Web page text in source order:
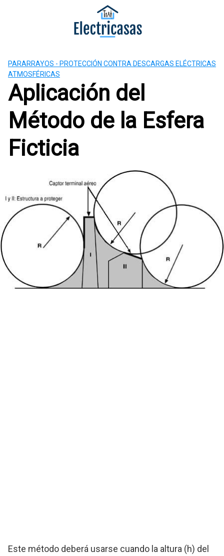
PARARRAYOS - PROTECCIÓN CONTRA DESCARGAS ELÉCTRICAS
ATMOSFÉRICAS
Aplicación del
Método de la Esfera
Ficticia
Este método deberá usarse cuando la altura (h) del